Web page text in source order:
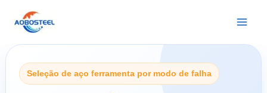
para
conteúdo
Seleção de aço ferramenta por modo de falha